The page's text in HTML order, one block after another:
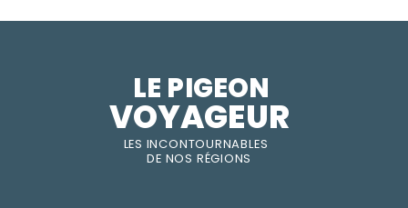
LES INCONTOURNABLES
DE NOS RÉGIONS
LE PIGEON
VOYAGEUR